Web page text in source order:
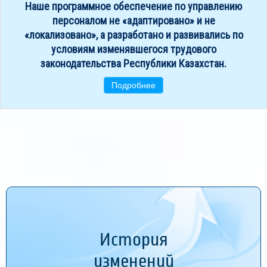
Наше программное обеспечение по управлению
персоналом не «адаптировано» и не
«локализовано», а разработано и развивались по
условиям изменявшегося трудового
законодательства Республики Казахстан.
Подробнее
История
изменений
Мы постоянно развиваем и улучшаем наше
программное обеспечение
Подробнее